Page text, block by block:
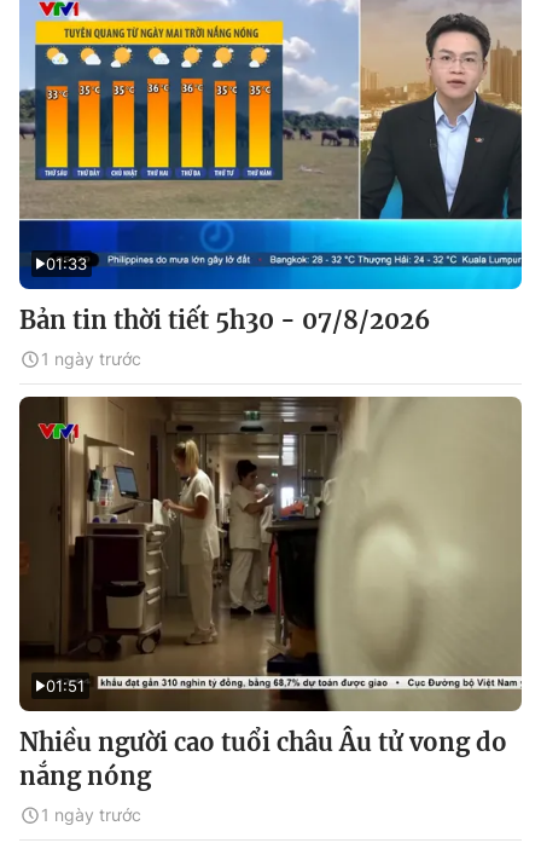
01:33
Bản tin thời tiết 5h30 - 07/8/2026
1 ngày trước
01:51
Nhiều người cao tuổi châu Âu tử vong do
nắng nóng
1 ngày trước